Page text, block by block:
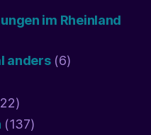
im Rheinland
anders(6)
(137)